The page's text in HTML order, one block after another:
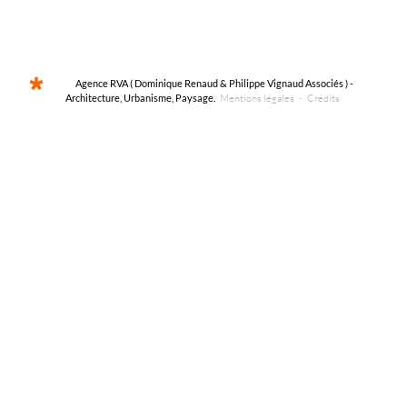
Agence RVA ( Dominique Renaud & Philippe Vignaud Associés ) -
Architecture, Urbanisme, Paysage.
Mentions légales - Crédits